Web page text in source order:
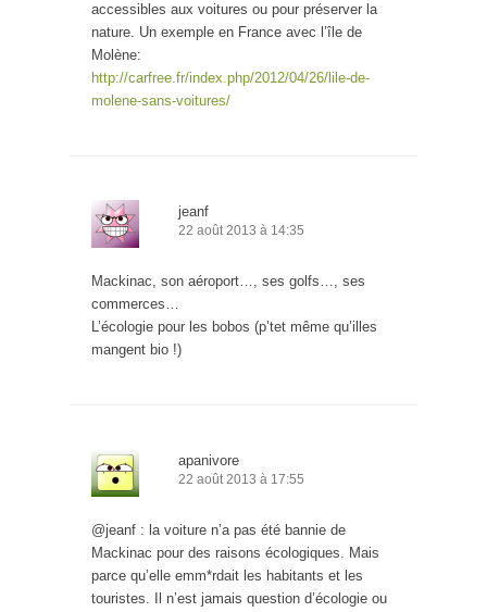
accessibles aux voitures ou pour préserver la
nature. Un exemple en France avec l’île de
Molène:
http://carfree.fr/index.php/2012/04/26/lile-de-
molene-sans-voitures/
jeanf
22 août 2013 à 14:35
Mackinac, son aéroport…, ses golfs…, ses
commerces…
L’écologie pour les bobos (p’tet même qu’illes
mangent bio !)
apanivore
22 août 2013 à 17:55
@jeanf : la voiture n’a pas été bannie de
Mackinac pour des raisons écologiques. Mais
parce qu’elle emm*rdait les habitants et les
touristes. Il n’est jamais question d’écologie ou